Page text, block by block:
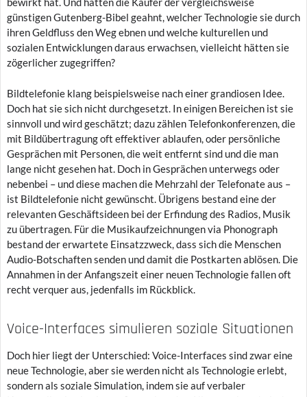
günstigen Gutenberg-Bibel geahnt, welcher Technologie sie durch
ihren Geldfluss den Weg ebnen und welche kulturellen und
sozialen Entwicklungen daraus erwachsen, vielleicht hätten sie
zögerlicher zugegriffen?
Bildtelefonie klang beispielsweise nach einer grandiosen Idee.
Doch hat sie sich nicht durchgesetzt. In einigen Bereichen ist sie
sinnvoll und wird geschätzt; dazu zählen Telefonkonferenzen, die
mit Bildübertragung oft effektiver ablaufen, oder persönliche
Gesprächen mit Personen, die weit entfernt sind und die man
lange nicht gesehen hat. Doch in Gesprächen unterwegs oder
nebenbei – und diese machen die Mehrzahl der Telefonate aus –
ist Bildtelefonie nicht gewünscht. Übrigens bestand eine der
relevanten Geschäftsideen bei der Erfindung des Radios, Musik
zu übertragen. Für die Musikaufzeichnungen via Phonograph
bestand der erwartete Einsatzzweck, dass sich die Menschen
Audio-Botschaften senden und damit die Postkarten ablösen. Die
Annahmen in der Anfangszeit einer neuen Technologie fallen oft
recht verquer aus, jedenfalls im Rückblick.
Voice-Interfaces simulieren soziale Situationen
Doch hier liegt der Unterschied: Voice-Interfaces sind zwar eine
neue Technologie, aber sie werden nicht als Technologie erlebt,
sondern als soziale Simulation, indem sie auf verbaler